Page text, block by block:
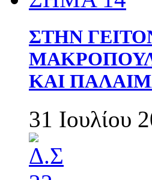
ΣΤΗΝ
ΚΑΙ
31 Ιουλίου